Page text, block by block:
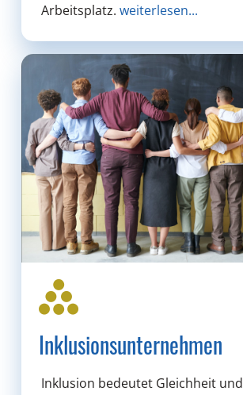
Arbeitsplatz. weiterlesen...
Inklusionsunternehmen
Inklusion bedeutet Gleichheit und